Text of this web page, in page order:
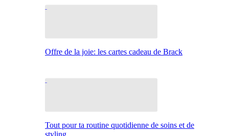
Offre de la joie: les cartes cadeau de Brack
Tout pour ta routine quotidienne de soins et de
styling